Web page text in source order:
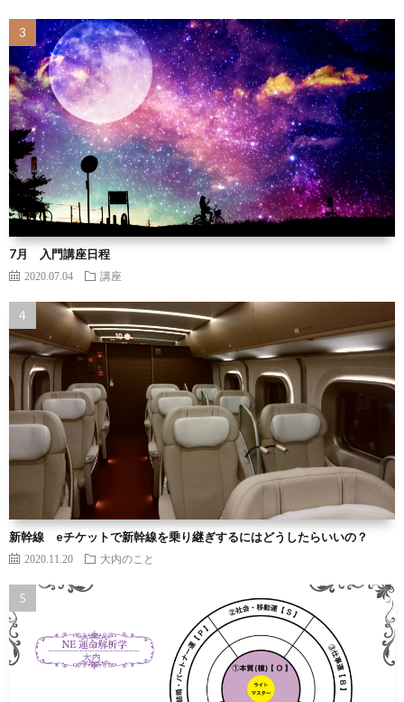
7月 入門講座日程
2020.07.04 講座
新幹線 eチケットで新幹線を乗り継ぎするにはどうしたらいいの？
2020.11.20 大内のこと